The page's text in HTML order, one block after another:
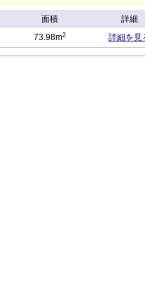
面積
詳細
73.98m2 詳細を見